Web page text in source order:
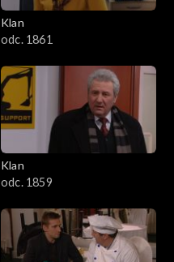
Klan
odc. 1861
Klan
odc. 1859